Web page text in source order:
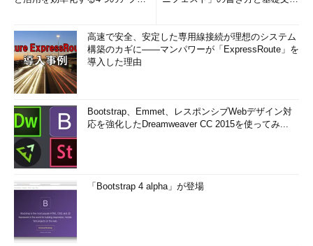
高速で安全、安定した専用線接続が理想のシステム
構築のカギに――マンパワーが「ExpressRoute」を
導入した理由
Bootstrap、Emmet、レスポンシブWebデザイン対
応を強化したDreamweaver CC 2015を使ってみ...
「Bootstrap 4 alpha」が登場